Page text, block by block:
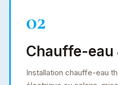
02
Chauffe-eau
Installation chauffe-eau